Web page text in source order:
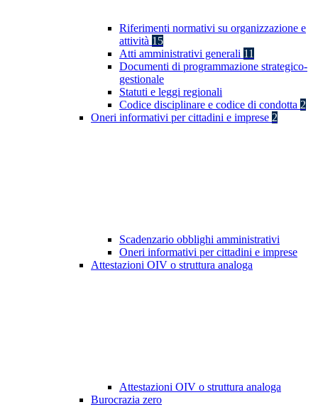
Riferimenti normativi su organizzazione e
attività 15
Atti amministrativi generali 11
Documenti di programmazione strategico-
gestionale
Statuti e leggi regionali
Codice disciplinare e codice di condotta 2
Oneri informativi per cittadini e imprese 2
Scadenzario obblighi amministrativi
Oneri informativi per cittadini e imprese
Attestazioni OIV o struttura analoga
Attestazioni OIV o struttura analoga
Burocrazia zero